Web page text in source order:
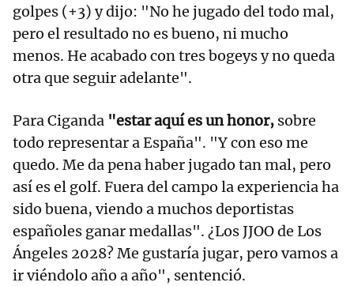
golpes (+3) y dijo: "No he jugado del todo mal,
pero el resultado no es bueno, ni mucho
menos. He acabado con tres bogeys y no queda
otra que seguir adelante".
Para Ciganda "estar aquí es un honor, sobre
todo representar a España". "Y con eso me
quedo. Me da pena haber jugado tan mal, pero
así es el golf. Fuera del campo la experiencia ha
sido buena, viendo a muchos deportistas
españoles ganar medallas". ¿Los JJOO de Los
Ángeles 2028? Me gustaría jugar, pero vamos a
ir viéndolo año a año", sentenció.